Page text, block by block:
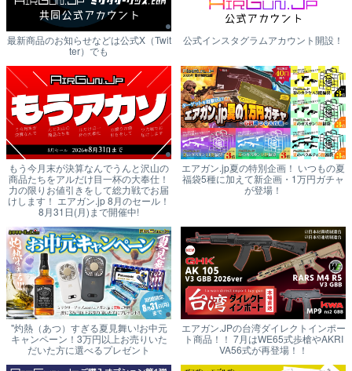
最新商品のお知らせなどは公式X（Twit
ter）でも
公式インスタグラムアカウント開設！
もう今月末が決算なんでうんと沢山の
商品たちをアルだけ目一杯の大奉仕！
力の限りお値引きをして総力戦でお届
けします！ エアガン.jp 8月のセール！
8月31日(月)まで開催中!
エアガン.jp夏の特別企画！ いつもの夏
福袋5種に加えて新企画・1万円ガチャ
が登場！
"灼熱（あつ）すぎる夏見舞い!お中元
キャンペーン！3万円以上お売りいた
だいた方に選べるプレゼント
エアガン.JPの台湾ダイレクトインポー
ト商品！！ 7月はWE65式歩槍やAKRI
VA56式が再登場！！